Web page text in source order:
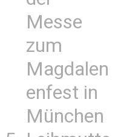
Messe
zum
Magdalen
enfest in
München